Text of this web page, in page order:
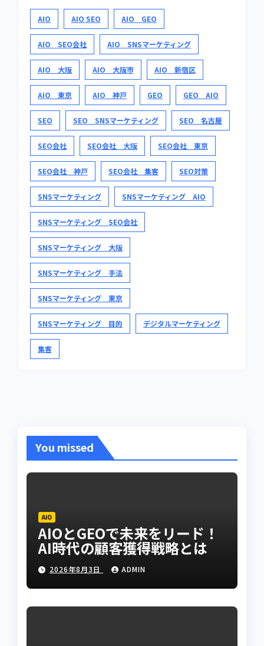
AIO AIO SEO AIO GEO
AIO SEO会社 AIO SNSマーケティング
AIO 大阪 AIO 大阪市 AIO 新宿区
AIO 東京 AIO 神戸 GEO GEO AIO
SEO SEO SNSマーケティング SEO 名古屋
SEO会社 SEO会社 大阪 SEO会社 東京
SEO会社 神戸 SEO会社 集客 SEO対策
SNSマーケティング SNSマーケティング AIO
SNSマーケティング SEO会社
SNSマーケティング 大阪
SNSマーケティング 手法
SNSマーケティング 東京
SNSマーケティング 目的 デジタルマーケティング
集客
You missed
AIO
AIOとGEOで未来をリード！
AI時代の顧客獲得戦略とは
2026年8月3日 ADMIN